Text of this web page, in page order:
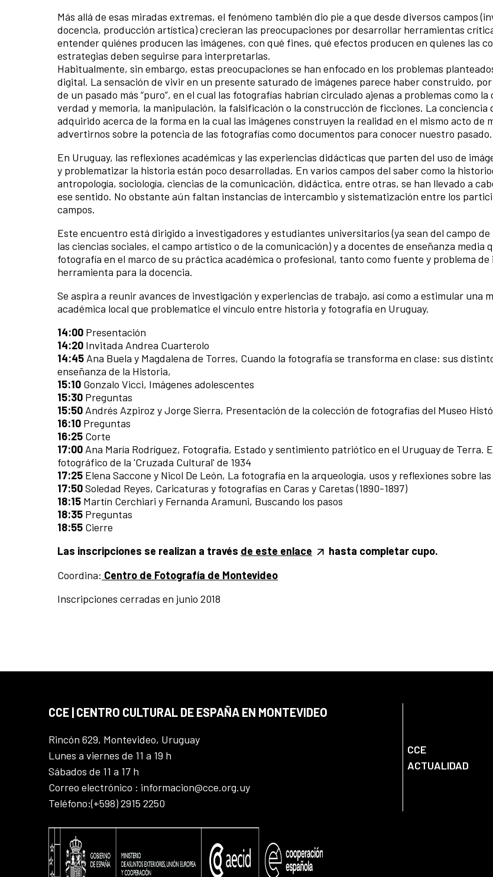
Más allá de esas miradas extremas, el fenómeno también dio pie a que desde diversos campos
docencia, producción artística) crecieran las preocupaciones por desarrollar herramientas
entender quiénes producen las imágenes, con qué fines, qué efectos producen en quienes las
estrategias deben seguirse para interpretarlas.
Habitualmente, sin embargo, estas preocupaciones se han enfocado en los problemas
digital. La sensación de vivir en un presente saturado de imágenes parece haber construido,
de un pasado más “puro”, en el cual las fotografías habrían circulado ajenas a problemas como
verdad y memoria, la manipulación, la falsificación o la construcción de ficciones. La conciencia
adquirido acerca de la forma en la cual las imágenes construyen la realidad en el mismo acto de
advertirnos sobre la potencia de las fotografías como documentos para conocer nuestro pasado.
En Uruguay, las reflexiones académicas y las experiencias didácticas que parten del uso de
y problematizar la historia están poco desarrolladas. En varios campos del saber como la
antropología, sociología, ciencias de la comunicación, didáctica, entre otras, se han llevado a
ese sentido. No obstante aún faltan instancias de intercambio y sistematización entre los
campos.
Este encuentro está dirigido a investigadores y estudiantes universitarios (ya sean del campo de
las ciencias sociales, el campo artístico o de la comunicación) y a docentes de enseñanza media
fotografía en el marco de su práctica académica o profesional, tanto como fuente y problema de
herramienta para la docencia.
Se aspira a reunir avances de investigación y experiencias de trabajo, así como a estimular una
académica local que problematice el vínculo entre historia y fotografía en Uruguay.
14:00 Presentación
14:20 Invitada Andrea Cuarterolo
14:45 Ana Buela y Magdalena de Torres, Cuando la fotografía se transforma en clase: sus
enseñanza de la Historia,
15:10 Gonzalo Vicci, Imágenes adolescentes
15:30 Preguntas
15:50 Andrés Azpiroz y Jorge Sierra, Presentación de la colección de fotografías del Museo
16:10 Preguntas
16:25 Corte
17:00 Ana María Rodríguez, Fotografía, Estado y sentimiento patriótico en el Uruguay de Terra.
fotográfico de la 'Cruzada Cultural' de 1934
17:25 Elena Saccone y Nicol De León, La fotografía en la arqueología, usos y reflexiones sobre
17:50Soledad Reyes, Caricaturas y fotografías en Caras y Caretas (1890-1897)
18:15 Martín Cerchiari y Fernanda Aramuni, Buscando los pasos
18:35 Preguntas
18:55 Cierre
Las inscripciones se realizan a través de este enlace
hasta completar cupo.
Coordina: Centro de Fotografía de Montevideo
Inscripciones cerradas en junio 2018
CCE | CENTRO CULTURAL DE ESPAÑA EN MONTEVIDEO
Rincón 629, Montevideo, Uruguay
Lunes a viernes de 11 a 19 h
Sábados de 11 a 17 h
Correo electrónico : informacion@cce.org.uy
Teléfono:(+598) 2915 2250
CCE
ACTUALIDAD